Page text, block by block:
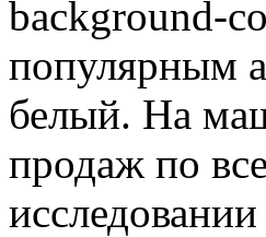
background-
популярным
белый. На
продаж по